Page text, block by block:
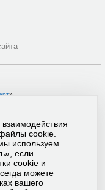
»
с нашей
cookie.
используем
если
cookie и
можете
вашего